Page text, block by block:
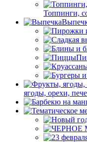
Топпинги,
ягоды, орехи,